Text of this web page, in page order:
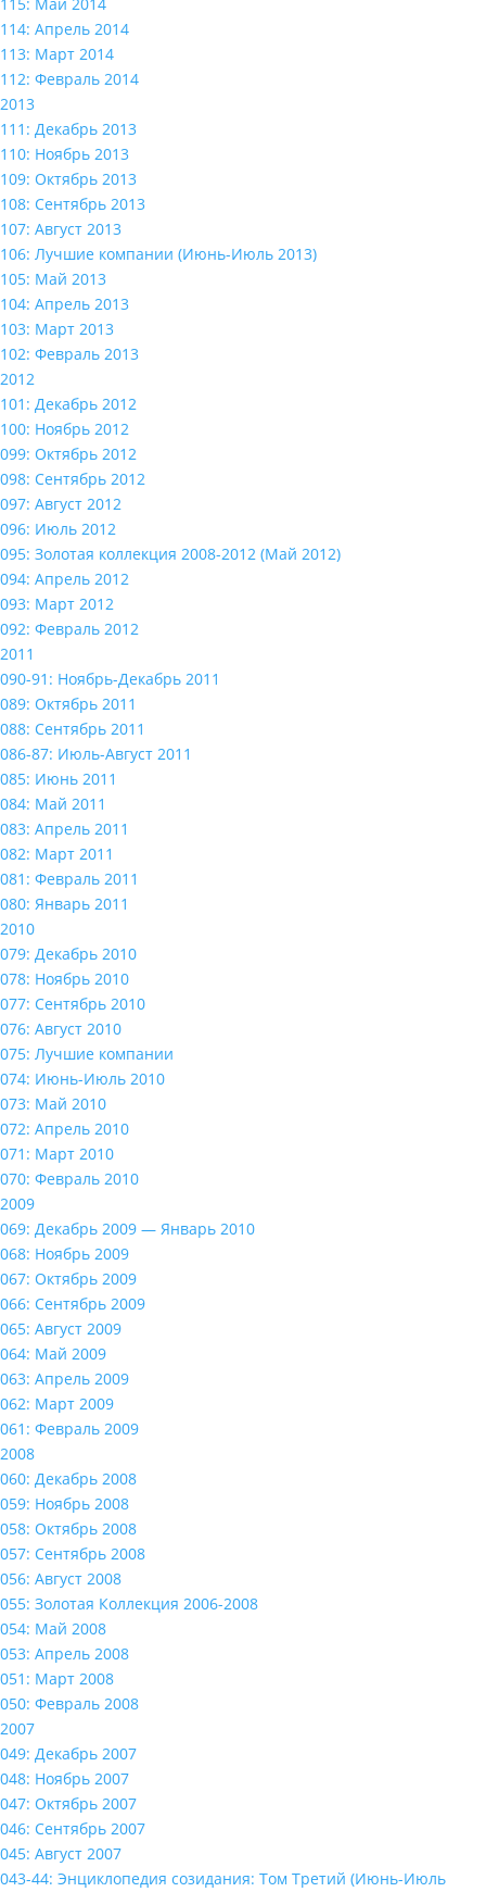
114: Апрель 2014
113: Март 2014
112: Февраль 2014
2013
111: Декабрь 2013
110: Ноябрь 2013
109: Октябрь 2013
108: Сентябрь 2013
107: Август 2013
106: Лучшие компании (Июнь-Июль 2013)
105: Май 2013
104: Апрель 2013
103: Март 2013
102: Февраль 2013
2012
101: Декабрь 2012
100: Ноябрь 2012
099: Октябрь 2012
098: Сентябрь 2012
097: Август 2012
096: Июль 2012
095: Золотая коллекция 2008-2012 (Май 2012)
094: Апрель 2012
093: Март 2012
092: Февраль 2012
2011
090-91: Ноябрь-Декабрь 2011
089: Октябрь 2011
088: Сентябрь 2011
086-87: Июль-Август 2011
085: Июнь 2011
084: Май 2011
083: Апрель 2011
082: Март 2011
081: Февраль 2011
080: Январь 2011
2010
079: Декабрь 2010
078: Ноябрь 2010
077: Сентябрь 2010
076: Август 2010
075: Лучшие компании
074: Июнь-Июль 2010
073: Май 2010
072: Апрель 2010
071: Март 2010
070: Февраль 2010
2009
069: Декабрь 2009 — Январь 2010
068: Ноябрь 2009
067: Октябрь 2009
066: Сентябрь 2009
065: Август 2009
064: Май 2009
063: Апрель 2009
062: Март 2009
061: Февраль 2009
2008
060: Декабрь 2008
059: Ноябрь 2008
058: Октябрь 2008
057: Сентябрь 2008
056: Август 2008
055: Золотая Коллекция 2006-2008
054: Май 2008
053: Апрель 2008
051: Март 2008
050: Февраль 2008
2007
049: Декабрь 2007
048: Ноябрь 2007
047: Октябрь 2007
046: Сентябрь 2007
045: Август 2007
043-44: Энциклопедия созидания: Том Третий (Июнь-Июль